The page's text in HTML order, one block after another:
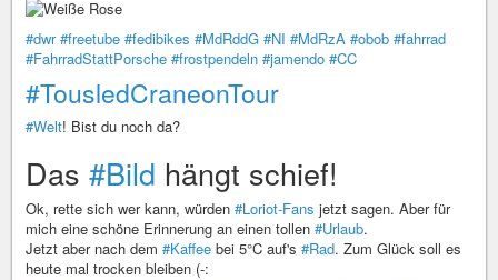
#dwr #freetube #fedibikes #MdRddG #NI #MdRzA #obob #fahrrad
#FahrradStattPorsche #frostpendeln #jamendo #CC
#TousledCraneonTour
#Welt! Bist du noch da?
Das #Bild hängt schief!
Ok, rette sich wer kann, würden #Loriot-Fans jetzt sagen. Aber für
mich eine schöne Erinnerung an einen tollen #Urlaub.
Jetzt aber nach dem #Kaffee bei 5°C auf's #Rad. Zum Glück soll es
heute mal trocken bleiben (-: